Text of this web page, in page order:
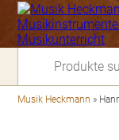
Musik Heckmann »